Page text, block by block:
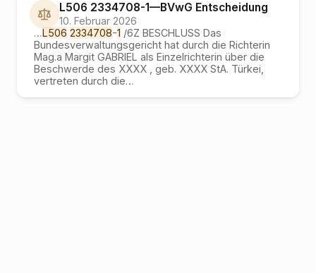
L506 2334708-1—BVwG Entscheidung
10. Februar 2026
…L506 2334708-1 /6Z BESCHLUSS Das
Bundesverwaltungsgericht hat durch die Richterin
Mag.a Margit GABRIEL als Einzelrichterin über die
Beschwerde des XXXX , geb. XXXX StA. Türkei,
vertreten durch die…